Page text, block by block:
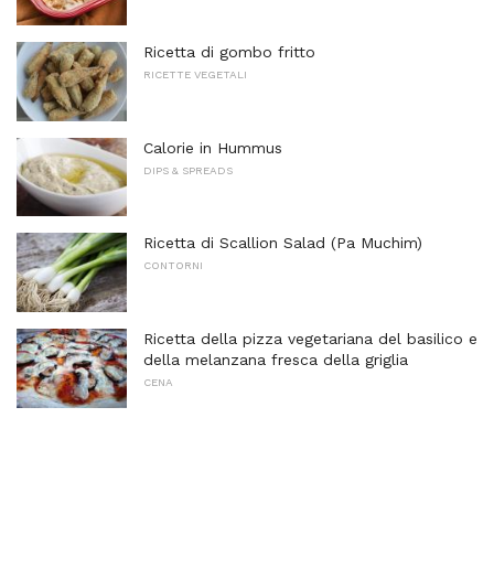
Ricetta di gombo fritto
RICETTE VEGETALI
Calorie in Hummus
DIPS & SPREADS
Ricetta di Scallion Salad (Pa Muchim)
CONTORNI
Ricetta della pizza vegetariana del basilico e
della melanzana fresca della griglia
CENA